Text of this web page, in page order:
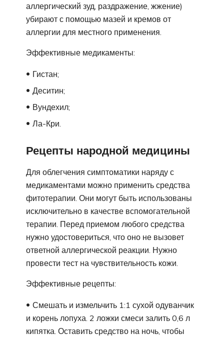
аллергический зуд, раздражение, жжение)
убирают с помощью мазей и кремов от
аллергии для местного применения.
Эффективные медикаменты:
Гистан;
Деситин;
Вундехил;
Ла-Кри.
Рецепты народной медицины
Для облегчения симптоматики наряду с
медикаментами можно применить средства
фитотерапии. Они могут быть использованы
исключительно в качестве вспомогательной
терапии. Перед приемом любого средства
нужно удостовериться, что оно не вызовет
ответной аллергической реакции. Нужно
провести тест на чувствительность кожи.
Эффективные рецепты:
Смешать и измельчить 1:1 сухой одуванчик
и корень лопуха. 2 ложки смеси залить 0,6 л
кипятка. Оставить средство на ночь, чтобы